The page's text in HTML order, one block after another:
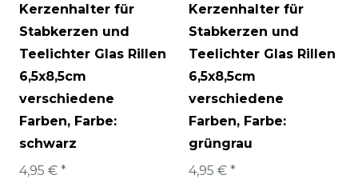
Kerzenhalter für
Stabkerzen und
Teelichter Glas Rillen
6,5x8,5cm
verschiedene
Farben, Farbe:
schwarz
4,95 € *
Kerzenhalter für
Stabkerzen und
Teelichter Glas Rillen
6,5x8,5cm
verschiedene
Farben, Farbe:
grüngrau
4,95 € *